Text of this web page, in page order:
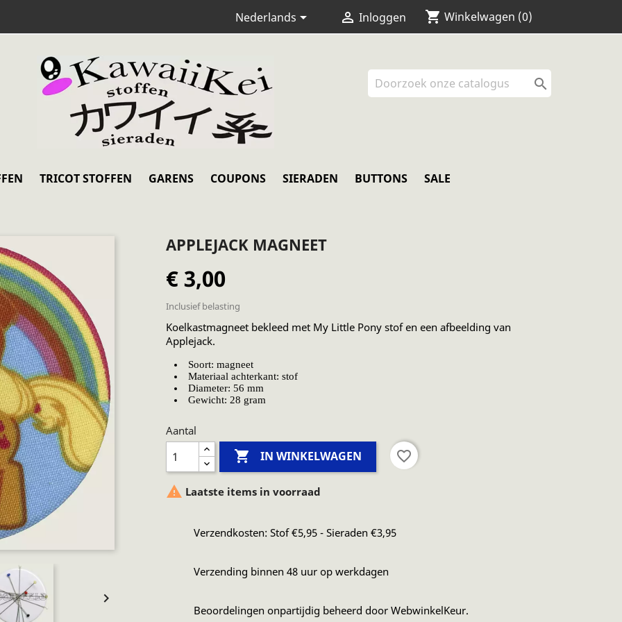
Nederlands  Inloggen shopping_cart Winkelwagen (0)
TRICOT STOFFEN GARENS COUPONS SIERADEN BUTTONS SALE


APPLEJACK MAGNEET
€ 3,00
Inclusief belasting
Koelkastmagneet bekleed met My Little Pony stof en een afbeelding van
Applejack.
Soort: magneet
Materiaal achterkant: stof
Diameter: 56 mm
Gewicht: 28 gram
Aantal
 IN WINKELWAGEN favorite_border
 Laatste items in voorraad
Verzendkosten: Stof €5,95 - Sieraden €3,95
Verzending binnen 48 uur op werkdagen
Beoordelingen onpartijdig beheerd door WebwinkelKeur.